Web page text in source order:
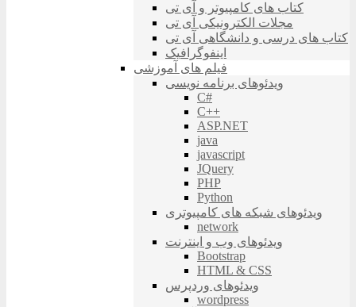
کتاب های کامپیوتر و آی تی
مجلات الکترونیکی آی تی
کتاب های درسی و دانشگاهی آی تی
اینفوگرافیک
فیلم های آموزشی
ویدئوهای برنامه نویسی
C#
C++
ASP.NET
java
javascript
JQuery
PHP
Python
ویدئوهای شبکه های کامپیوتری
network
ویدئوهای وب و اینترنت
Bootstrap
HTML & CSS
ویدئوهای وردپرس
wordpress